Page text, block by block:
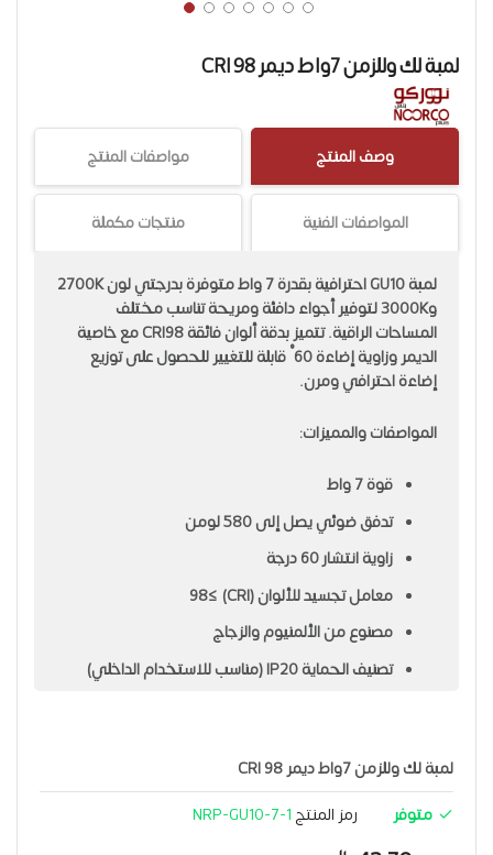
لمبة لك وللزمن 7واط ديمر CRI 98
إلى
بداية
معرض
الصور
وصف المنتج
مواصفات المنتج
المواصفات الفنية منتجات مكملة
لمبة GU10 احترافية بقدرة 7 واط متوفرة بدرجتي لون 2700K
و3000K لتوفير أجواء دافئة ومريحة تناسب مختلف
المساحات الراقية. تتميز بدقة ألوان فائقة CRI98 مع خاصية
الديمر وزاوية إضاءة 60° قابلة للتغيير للحصول على توزيع
إضاءة احترافي ومرن.
المواصفات والمميزات:
قوة 7 واط
تدفق ضوئي يصل إلى 580 لومن
زاوية انتشار 60 درجة
معامل تجسيد للألوان (CRI) ≥98
مصنوع من الألمنيوم والزجاج
تصنيف الحماية IP20 (مناسب للاستخدام الداخلي)
الجهد: 220–240 فولت
الضمان: 10 سنوات
لمبة لك وللزمن 7واط ديمر CRI 98
متوفر
رمز المنتج NRP-GU10-7-1